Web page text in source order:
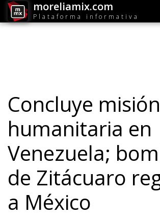
moreliamix.com
Plataforma informativa
Concluye misión
humanitaria en
Venezuela;
de Zitácuaro
a México